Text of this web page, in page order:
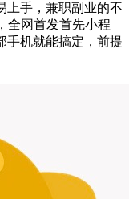
上手，兼职副业的不
全网首发首先小程
手机就能搞定，前提